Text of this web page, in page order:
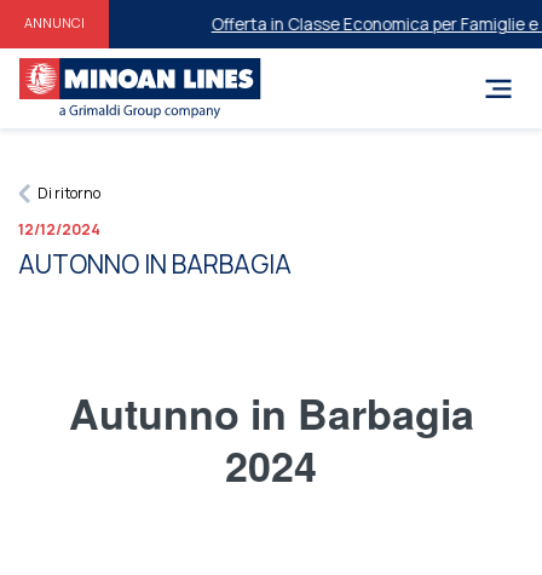
ANNUNCI Offerta in Classe Economica per Famiglie e
Di ritorno
12/12/2024
AUTONNO IN BARBAGIA
Autunno in Barbagia
2024